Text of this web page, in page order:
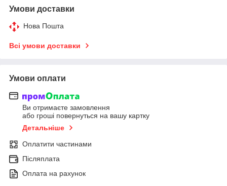
Умови доставки
Нова Пошта
Всі умови доставки
Умови оплати
Ви отримаєте замовлення
або гроші повернуться на вашу картку
Детальніше
Оплатити частинами
Післяплата
Оплата на рахунок